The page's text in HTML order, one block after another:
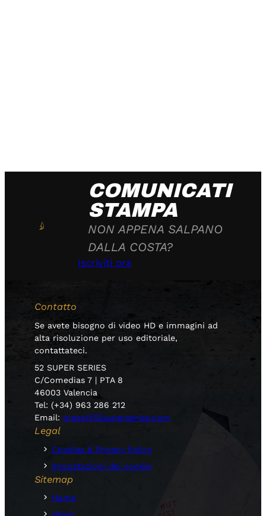
COMUNICATI
STAMPA
NON APPENA SALPANO
DALLA COSTA?
Iscriviti ora
Contatto
Se avete bisogno di video HD e immagini ad
alta risoluzione per uso editoriale,
contattateci.
52 SUPER SERIES
C/Comedias 7 | PTA 8
46003 Valencia
Tel: (+34) 963 286 212
Email: press@52superseries.com
Legal
Cookies & Privacy Policy
Impostazioni dei cookie
Sitemap
Home